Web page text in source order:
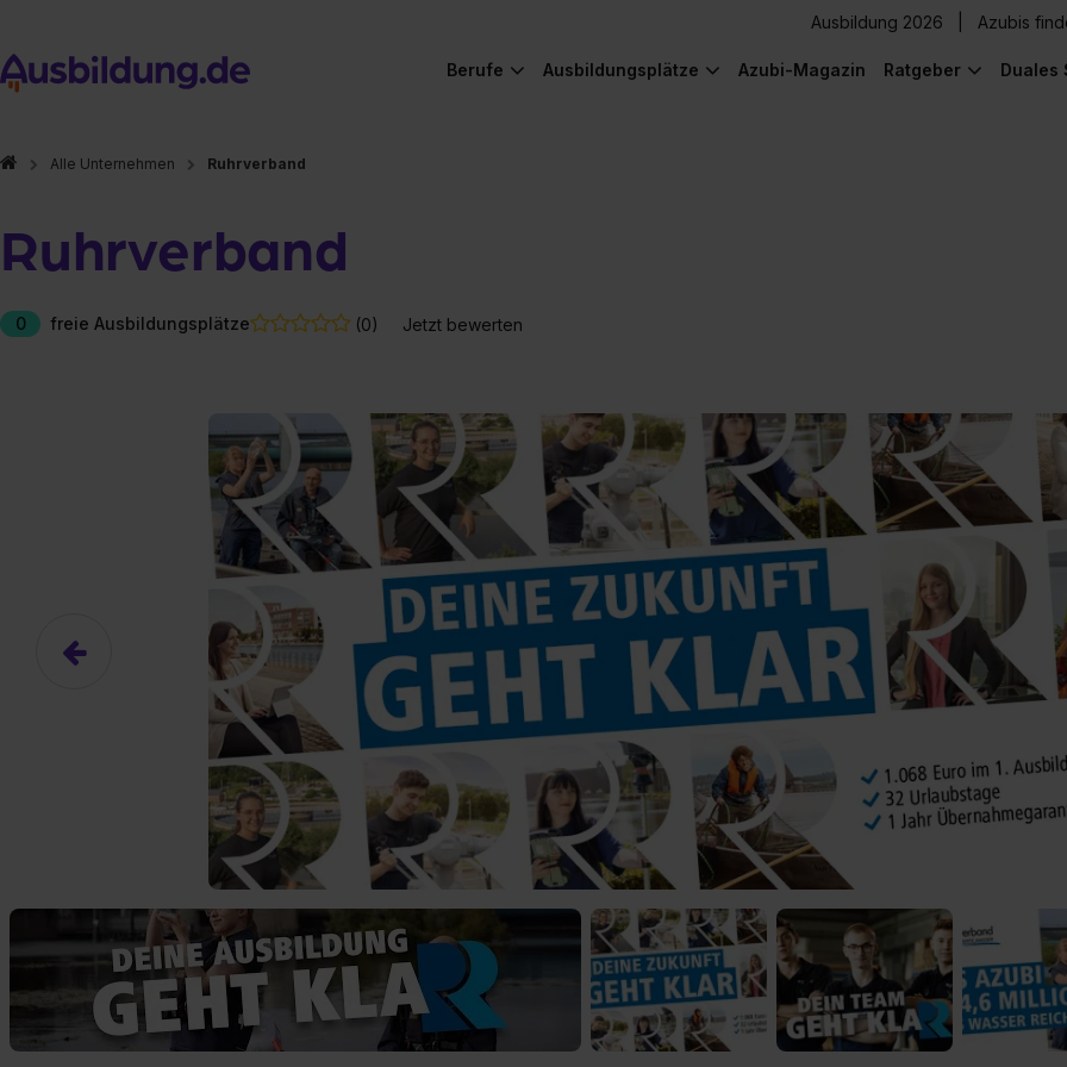
Ausbildung 2026 Azubis
Berufe Ausbildungsplätze Azubi-Magazin Ratgeber Duales
Alle Unternehmen Ruhrverband
Ruhrverband
0 freie Ausbildungsplätze (0) Jetzt bewerten
Hier gibt es (eigentlich) was Cooles zu sehen!
Das hier ist ein Platzhalter für Video-Content von YouTube. Neugierig? Dann schalte die Inhalte jetzt
frei.
Ja, ich erlaube die externen Inhalte von YouTube.
Ich bin damit einverstanden, dass mir die externen Inhalte angezeigt werden. Personenbezogene Daten
an Drittplattformen übermittelt werden. Mehr Infos gibt es in der
Datenschutzerklärung .